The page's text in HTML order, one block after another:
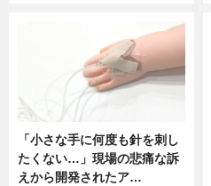
「小さな手に何度も針を刺し
たくない…」現場の悲痛な訴
えから開発されたア…